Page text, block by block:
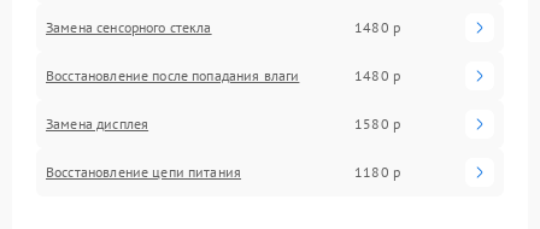
Замена сенсорного стекла 1480 р
Восстановление после попадания влаги 1480 р
Замена дисплея 1580 р
Восстановление цепи питания 1180 р